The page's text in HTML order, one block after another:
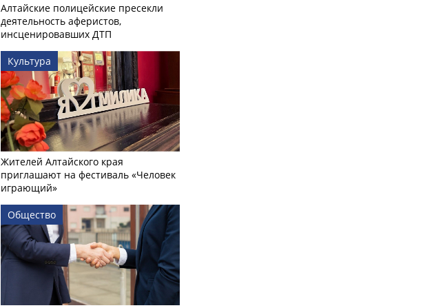
Алтайские полицейские пресекли
деятельность аферистов,
инсценировавших ДТП
Культура
Жителей Алтайского края
приглашают на фестиваль «Человек
играющий»
Общество